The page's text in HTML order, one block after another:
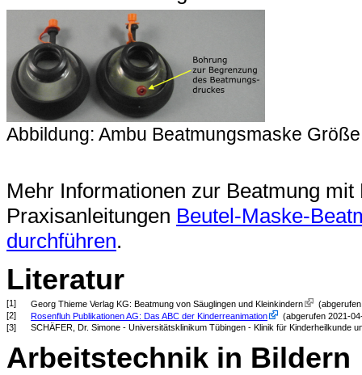
Abbildung: Ambu Beatmungsmaske
Mehr Informationen zur Beatmung
Praxisanleitungen Beutel-Maske-
durchführen.
Literatur
[1] Georg Thieme Verlag KG: Beatmung von Säuglingen und Kleinkindern
[2]
Rosenfluh Publikationen AG: Das ABC der Kinderreanimation
(abgerufen 2021-
[3]
SCHÄFER, Dr. Simone - Universitätsklinikum Tübingen - Klinik für Kinderheilkunde
Arbeitstechnik in Bildern